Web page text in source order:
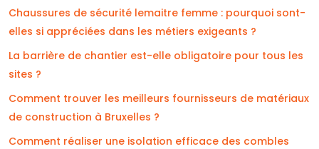
Chaussures de sécurité lemaitre femme : pourquoi sont-
elles si appréciées dans les métiers exigeants ?
La barrière de chantier est-elle obligatoire pour tous les
sites ?
Comment trouver les meilleurs fournisseurs de matériaux
de construction à Bruxelles ?
Comment réaliser une isolation efficace des combles